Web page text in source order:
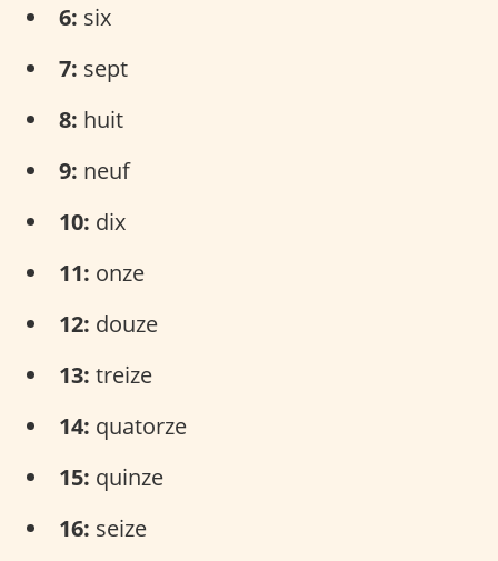
6: six
7: sept
8: huit
9: neuf
10: dix
11: onze
12: douze
13: treize
14: quatorze
15: quinze
16: seize